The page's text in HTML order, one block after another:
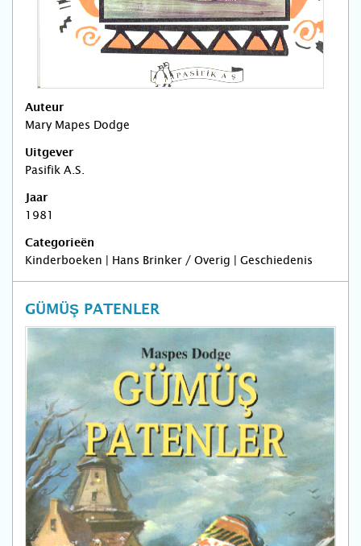
Auteur
Mary Mapes Dodge
Uitgever
Pasifik A.S.
Jaar
1981
Categorieën
Kinderboeken | Hans Brinker / Overig | Geschiedenis
GÜMÜŞ PATENLER